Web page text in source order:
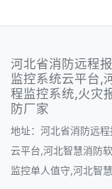
河北省消防远程
监控系统云平台,
程监控系统,火灾
防厂家
地址：河北省消防远
云平台,河北智慧消防
监控单人值守,河北智